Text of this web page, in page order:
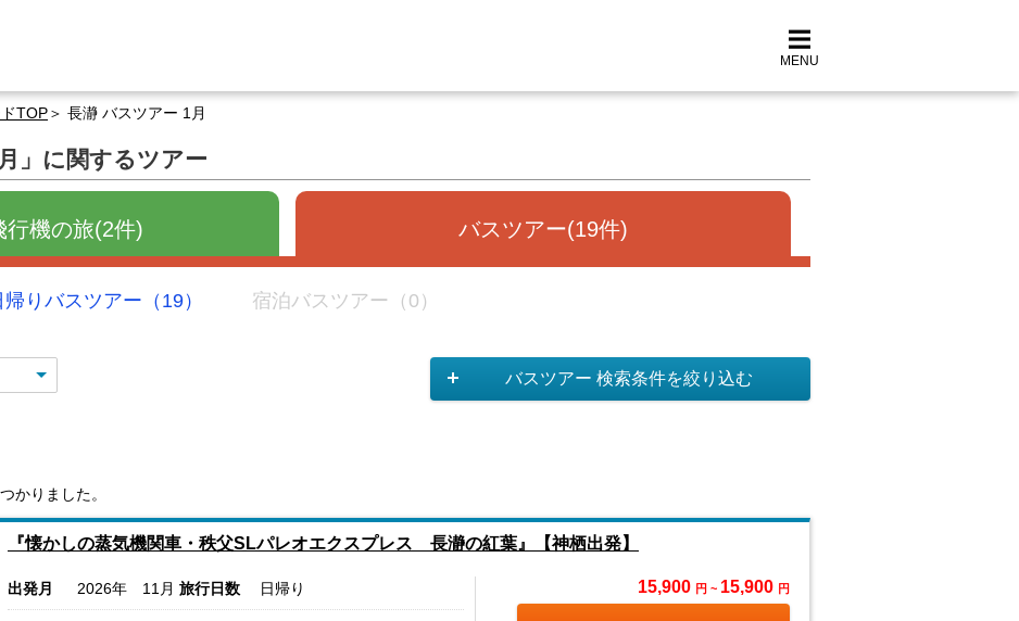
MENU
TOP 長瀞 バスツアー 1月
」に関するツアー
行機の旅(2件) バスツアー(19件)
帰りバスツアー（19） 宿泊バスツアー（0）
バスツアー 検索条件を絞り込む
かりました。
『懐かしの蒸気機関車・秩父SLパレオエクスプレス 長瀞の紅葉』【神栖出発】
出発月 2026年 11月 旅行日数 日帰り 15,900 円 ~ 15,900 円